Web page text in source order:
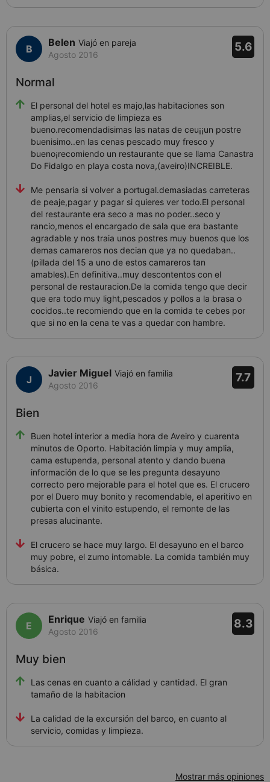
5.6
Belen Viajó en pareja
Agosto 2016
El personal del hotel es majo,las habitaciones son
amplias,el servicio de limpieza es
bueno.recomendadisimas las natas de ceu¡¡un postre
buenisimo..en las cenas pescado muy fresco y
bueno¡recomiendo un restaurante que se llama Canastra
Do Fidalgo en playa costa nova,(aveiro)INCREIBLE.
Me pensaria si volver a portugal.demasiadas carreteras
de peaje,pagar y pagar si quieres ver todo.El personal
del restaurante era seco a mas no poder..seco y
rancio,menos el encargado de sala que era bastante
agradable y nos traia unos postres muy buenos que los
demas camareros nos decian que ya no quedaban..
(pillada del 15 a uno de estos camareros tan
amables).En definitiva..muy descontentos con el
personal de restauracion.De la comida tengo que decir
que era todo muy light,pescados y pollos a la brasa o
cocidos..te recomiendo que en la comida te cebes por
que si no en la cena te vas a quedar con hambre.
Normal
7.7
Javier Miguel Viajó en familia
Agosto 2016
Buen hotel interior a media hora de Aveiro y cuarenta
minutos de Oporto. Habitación limpia y muy amplia,
cama estupenda, personal atento y dando buena
información de lo que se les pregunta desayuno
correcto pero mejorable para el hotel que es. El crucero
por el Duero muy bonito y recomendable, el aperitivo en
cubierta con el vinito estupendo, el remonte de las
presas alucinante.
El crucero se hace muy largo. El desayuno en el barco
muy pobre, el zumo intomable. La comida también muy
básica.
Bien
8.3
Enrique Viajó en familia
Agosto 2016
Las cenas en cuanto a cálidad y cantidad. El gran
tamaño de la habitacion
La calidad de la excursión del barco, en cuanto al
servicio, comidas y limpieza.
Muy bien
Mostrar más opiniones